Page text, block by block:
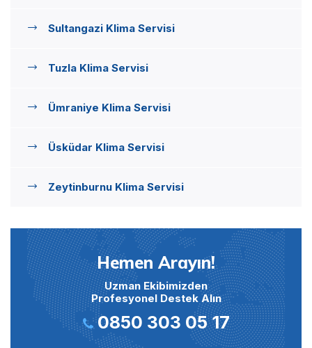
Sultangazi Klima Servisi
Tuzla Klima Servisi
Ümraniye Klima Servisi
Üsküdar Klima Servisi
Zeytinburnu Klima Servisi
Hemen Arayın!
Uzman Ekibimizden
Profesyonel Destek Alın
0850 303 05 17